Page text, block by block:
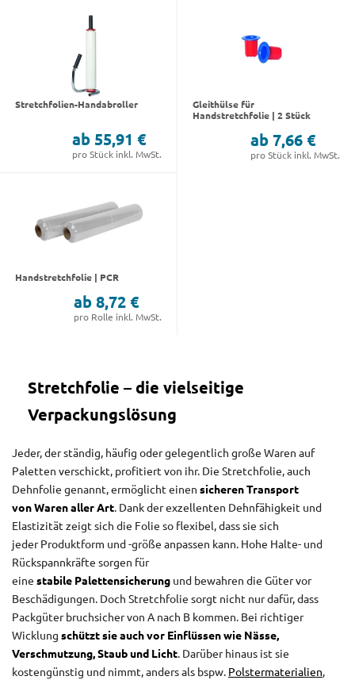
Stretchfolien-Handabroller
ab 55,91 €
pro Stück inkl. MwSt.
Gleithülse für
Handstretchfolie | 2 Stück
ab 7,66 €
pro Stück inkl. MwSt.
Handstretchfolie | PCR
ab 8,72 €
pro Rolle inkl. MwSt.
Stretchfolie – die vielseitige
Verpackungslösung
Jeder, der ständig, häufig oder gelegentlich große Waren auf
Paletten verschickt, profitiert von ihr. Die Stretchfolie, auch
Dehnfolie genannt, ermöglicht einen sicheren Transport
von Waren aller Art. Dank der exzellenten Dehnfähigkeit und
Elastizität zeigt sich die Folie so flexibel, dass sie sich
jeder Produktform und -größe anpassen kann. Hohe Halte- und
Rückspannkräfte sorgen für
eine stabile Palettensicherung und bewahren die Güter vor
Beschädigungen. Doch Stretchfolie sorgt nicht nur dafür, dass
Packgüter bruchsicher von A nach B kommen. Bei richtiger
Wicklung schützt sie auch vor Einflüssen wie Nässe,
Verschmutzung, Staub und Licht. Darüber hinaus ist sie
kostengünstig und nimmt, anders als bspw. Polstermaterialien,